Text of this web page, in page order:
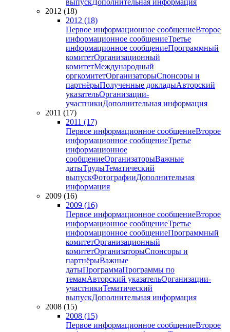
выпускДополнительная информация
2012 (18)
2012 (18)
Первое информационное сообщениеВторое
информационное сообщениеТретье
информационное сообщениеПрограммный
комитетОрганизационный
комитетМеждународный
оргкомитетОрганизаторыСпонсоры и
партнёрыПолученные докладыАвторский
указательОрганизации-
участникиДополнительная информация
2011 (17)
2011 (17)
Первое информационное сообщениеВторое
информационное сообщениеТретье
информационное
сообщениеОрганизаторыВажные
датыТрудыТематический
выпускФотографииДополнительная
информация
2009 (16)
2009 (16)
Первое информационное сообщениеВторое
информационное сообщениеТретье
информационное сообщениеПрограммный
комитетОрганизационный
комитетОрганизаторыСпонсоры и
партнёрыВажные
датыПрограммаПрограммы по
темамАвторский указательОрганизации-
участникиТематический
выпускДополнительная информация
2008 (15)
2008 (15)
Первое информационное сообщениеВторое